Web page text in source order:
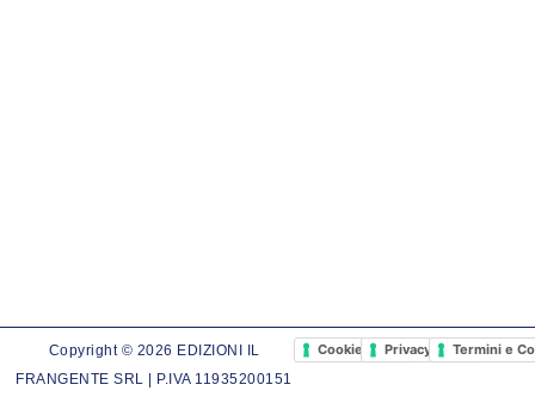
Copyright © 2026 EDIZIONI IL
FRANGENTE SRL | P.IVA 11935200151
Cookie PolicyPrivacy PolicyTermini e